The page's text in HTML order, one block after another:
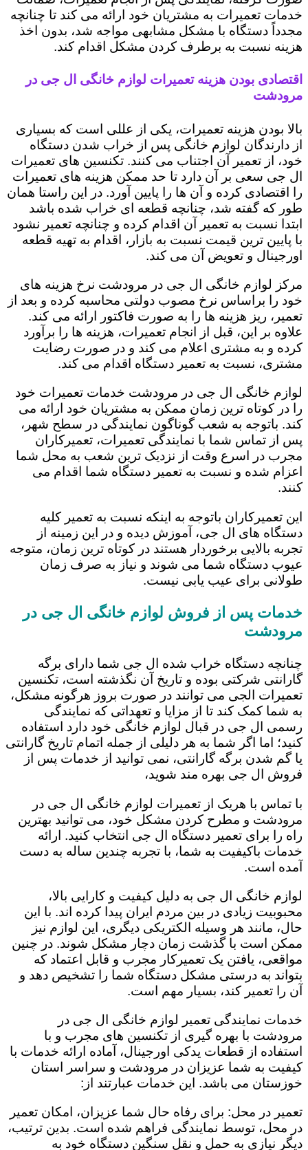
خدمات تعمیرات به مشتریان خود ارائه می کند تا چنانچه
مجدداً دستگاه با مشکل مشابهی مواجه شد، بدون اخذ
هزینه نسبت به برطرف کردن مشکل اقدام کند.
اقتصادی بودن هزینه تعمیرات لوازم خانگی ال جی در
مرودشت
بالا بودن هزینه تعمیرات، یکی از عللی است که بسیاری
از دارندگان لوازم خانگی پس از خراب شدن دستگاه
خود، از تعمیر آن اجتناب می کنند. تکنسین های تعمیرات
ال جی سعی بر آن دارد تا حد ممکن هزینه های تعمیرات
را اقتصادی کرده و آن ها را پایین آورد. در این راستا همان
طور که گفته شد، چنانچه قطعه ای خراب شده باشد
ابتدا نسبت به تعمیر آن اقدام کرده و چنانچه تعمیر نشود
با پایین ترین قیمت نسبت به بازار، اقدام به تهیه قطعه
اورجینال و تعویض آن می کند.
مرکز لوازم خانگی ال جی در مرودشت نرخ هزینه های
خود را براساس نرخ مصوب دولتی محاسبه کرده و بعد از
تعمیر، ریز هزینه ها را به صورت فاکتور ارائه می کند.
علاوه بر این، قبل از انجام تعمیرات، هزینه ها را برآورد
کرده و به مشتری اعلام می کند و در صورت رضایت
مشتری، نسبت به تعمیر دستگاه اقدام می کند.
لوازم خانگی ال جی در مرودشت خدمات تعمیرات خود
را در کوتاه ترین زمان ممکن به مشتریان خود ارائه می
کند. باتوجه به شعب گوناگون نمایندگی در سطح شهر،
پس از تماس شما با نمایندگی تعمیرات، تعمیرکاران
مجرب در اسرع وقت از نزدیک ترین شعب به محل شما
اعزام شده و نسبت به تعمیر دستگاه شما اقدام می
کنند.
این تعمیرکاران باتوجه به اینکه نسبت به تعمیر کلیه
دستگاه های ال جی، آموزش دیده و در این زمینه از
تجربه بالایی برخوردار هستند در کوتاه ترین زمان، متوجه
عیوب دستگاه شما می شوند و نیاز به صرف زمان
طولانی برای عیب یابی نیست.
خدمات پس از فروش لوازم خانگی ال جی در
مرودشت
چنانچه دستگاه خراب شده ال جی شما دارای برگه
گارانتی شرکتی بوده و تاریخ آن نگذشته است، تکنسین
تعمیرات الجی می توانند در صورت بروز هرگونه مشکل،
به شما کمک کند تا از مزایا و تعهداتی که نمایندگی
رسمی ال جی در قبال لوازم خانگی خود دارد استفاده
کنید؛ اما اگر شما به هر دلیلی از جمله اتمام تاریخ گارانتی
یا گم شدن برگه گارانتی، نمی توانید از خدمات پس از
فروش ال جی بهره مند شوید،
با تماس با هریک از تعمیرات لوازم خانگی ال جی در
مرودشت و مطرح کردن مشکل خود، می توانید بهترین
راه را برای تعمیر دستگاه ال جی انتخاب کنید. ارائه
خدمات باکیفیت به شما، با تجربه چندین ساله به دست
آمده است.
لوازم خانگی ال جی به دلیل کیفیت و کارایی بالا،
محبوبیت زیادی در بین مردم ایران پیدا کرده اند. با این
حال، مانند هر وسیله الکتریکی دیگری، این لوازم نیز
ممکن است با گذشت زمان دچار مشکل شوند. در چنین
مواقعی، یافتن یک تعمیرکار مجرب و قابل اعتماد که
بتواند به درستی مشکل دستگاه شما را تشخیص دهد و
آن را تعمیر کند، بسیار مهم است.
خدمات نمایندگی تعمیر لوازم خانگی ال جی در
مرودشت با بهره گیری از تکنسین های مجرب و با
استفاده از قطعات یدکی اورجینال، آماده ارائه خدمات با
کیفیت به شما عزیزان در مرودشت و سراسر استان
خوزستان می باشد. این خدمات عبارتند از:
تعمیر در محل: برای رفاه حال شما عزیزان، امکان تعمیر
در محل، توسط نمایندگی فراهم شده است. بدین ترتیب،
دیگر نیازی به حمل و نقل سنگین دستگاه خود به